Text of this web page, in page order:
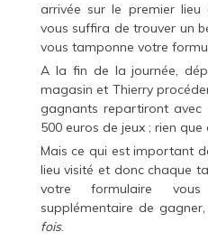
arrivée sur le premier lieu
vous suffira de trouver un
vous tamponne votre
A la fin de la journée,
magasin et Thierry
gagnants repartiront avec
500 euros de jeux ; rien que
Mais ce qui est important
lieu visité et donc chaque
votre formulaire
supplémentaire de gagner,
fois.